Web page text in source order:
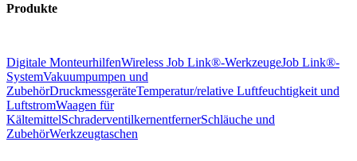
Produkte
Digitale MonteurhilfenWireless Job Link®-WerkzeugeJob Link®-
SystemVakuumpumpen und
ZubehörDruckmessgeräteTemperatur/relative Luftfeuchtigkeit und
LuftstromWaagen für
KältemittelSchraderventilkernentfernerSchläuche und
ZubehörWerkzeugtaschen